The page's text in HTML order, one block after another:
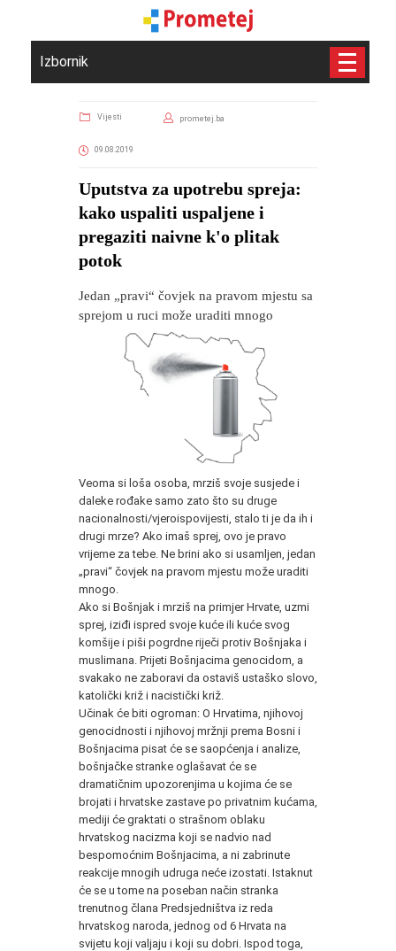
Izbornik
Vijesti prometej.ba
09.08.2019
Uputstva za upotrebu spreja:
kako uspaliti uspaljene i
pregaziti naivne k'o plitak
potok
Jedan „pravi“ čovjek na pravom mjestu sa
sprejom u ruci može uraditi mnogo
Veoma si loša osoba, mrziš svoje susjede i
daleke rođake samo zato što su druge
nacionalnosti/vjeroispovijesti, stalo ti je da ih i
drugi mrze? Ako imaš sprej, ovo je pravo
vrijeme za tebe. Ne brini ako si usamljen, jedan
„pravi“ čovjek na pravom mjestu može uraditi
mnogo.
Ako si Bošnjak i mrziš na primjer Hrvate, uzmi
sprej, iziđi ispred svoje kuće ili kuće svog
komšije i piši pogrdne riječi protiv Bošnjaka i
muslimana. Prijeti Bošnjacima genocidom, a
svakako ne zaboravi da ostaviš ustaško slovo,
katolički križ i nacistički križ.
Učinak će biti ogroman: O Hrvatima, njihovoj
genocidnosti i njihovoj mržnji prema Bosni i
Bošnjacima pisat će se saopćenja i analize,
bošnjačke stranke oglašavat će se
dramatičnim upozorenjima u kojima će se
brojati i hrvatske zastave po privatnim kućama,
mediji će graktati o strašnom oblaku
hrvatskog nacizma koji se nadvio nad
bespomoćnim Bošnjacima, a ni zabrinute
reakcije mnogih udruga neće izostati. Istaknut
će se u tome na poseban način stranka
trenutnog člana Predsjedništva iz reda
hrvatskog naroda, jednog od 6 Hrvata na
svijetu koji valjaju i koji su dobri. Ispod toga,